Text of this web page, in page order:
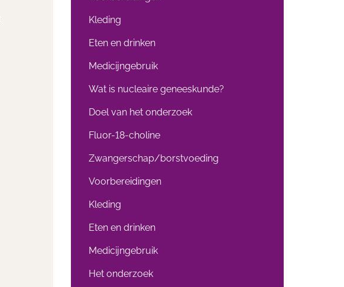
Kleding
Eten en drinken
Medicijngebruik
Wat is nucleaire geneeskunde?
Doel van het onderzoek
Fluor-18-choline
Zwangerschap/borstvoeding
Voorbereidingen
Kleding
Eten en drinken
Medicijngebruik
Het onderzoek